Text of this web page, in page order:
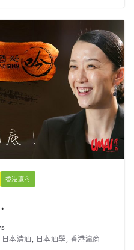
香港瀛商
日本清酒, 日本酒學, 香港瀛商